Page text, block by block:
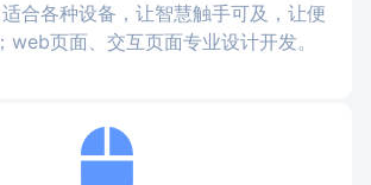
合各种设备，让智慧触手可及，让便
web页面、交互页面专业设计开发。